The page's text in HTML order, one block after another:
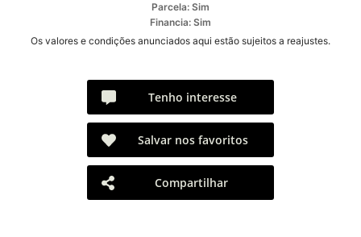
Parcela: Sim
Financia: Sim
Os valores e condições anunciados aqui estão sujeitos a reajustes.
Tenho interesse
Salvar nos favoritos
Compartilhar